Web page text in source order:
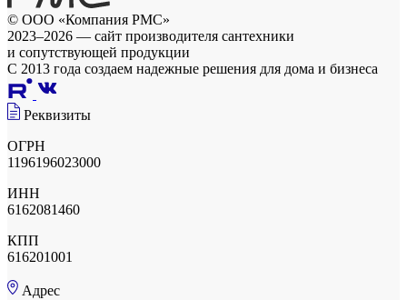
© ООО «Компания РМС»
2023–2026 — сайт производителя сантехники
и сопутствующей продукции
С 2013 года создаем надежные решения для дома и бизнеса
Реквизиты
ОГРН
1196196023000
ИНН
6162081460
КПП
616201001
Адрес